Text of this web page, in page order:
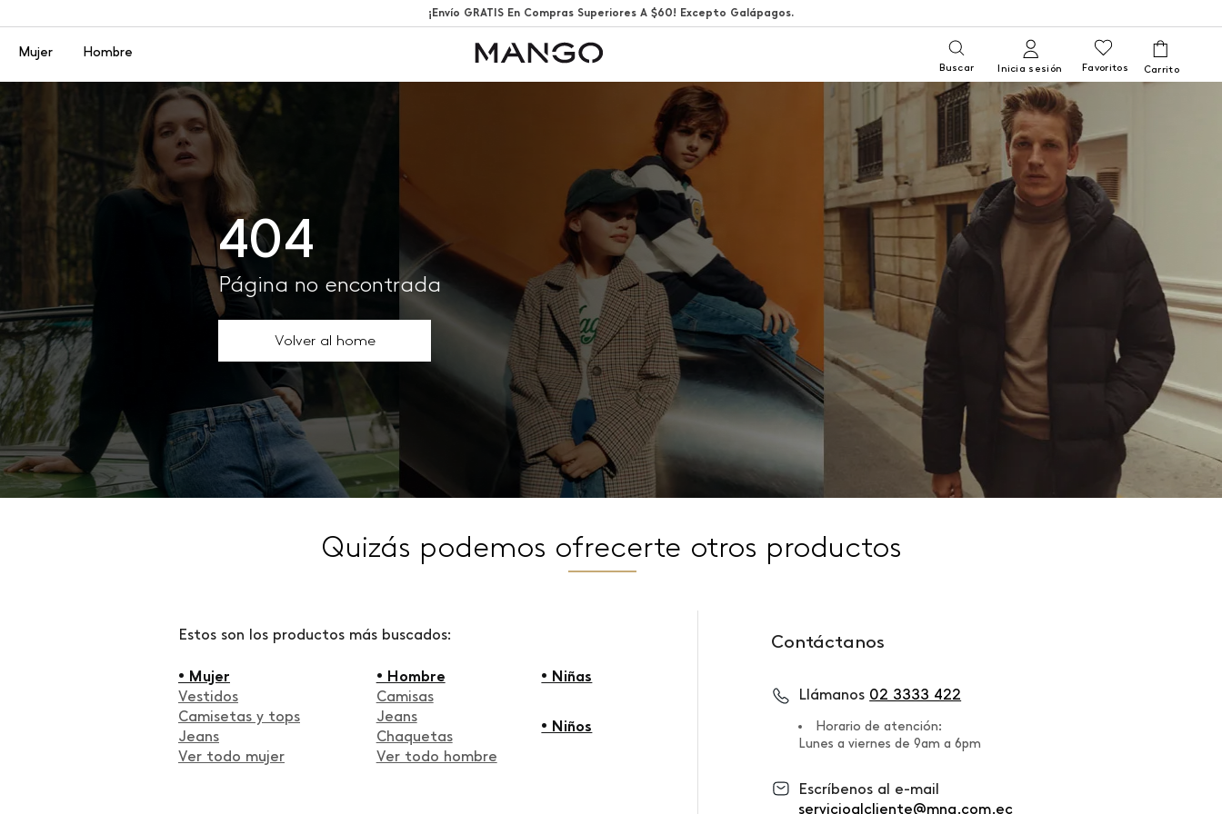
¡Envío GRATIS En Compras Superiores A $60! Excepto Galápagos.
Menú
Mujer Hombre
Buscar Inicia sesión Favoritos
404
Página no encontrada
Volver al home
Quizás podemos ofrecerte otros productos
Estos son los productos más buscados:
• Mujer
Vestidos
Camisetas y tops
Jeans
Ver todo mujer
• Hombre
Camisas
Jeans
Chaquetas
Ver todo hombre
• Niñas
• Niños
Contáctanos
Llámanos 02 3333 422
Horario de atención:
Lunes a viernes de 9am a 6pm
Escríbenos al e-mail
servicioalcliente@mng.com.ec